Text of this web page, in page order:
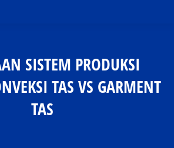
SISTEM PRODUKSI
TAS VS GARMENT
TAS